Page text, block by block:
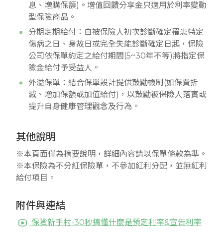
息、增購保額)。增值回饋分享金只適用於利率變動
型保險商品。
分期定期給付：自被保險人初次診斷確定罹患特定
傷病之日、身故日或完全失能診斷確定日起，保險
公司依保單約定之給付期間(5~30年不等)將指定保
險金給付予受益人。
外溢保單：結合保單設計提供鼓勵機制(如保費折
減、增加保額或加值給付)，以鼓勵被保險人落實或
提升自身健康管理觀念及行為。
其他說明
※本頁面僅為摘要說明，詳細內容請以保單條款為準。
※本保險為不分紅保險單，不參加紅利分配，並無紅利
給付項目。
附件與連結
保險新手村-30秒搞懂什麼是預定利率&宣告利率